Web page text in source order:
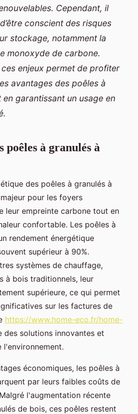
Cependant, il
conscient des risques
stockage, notamment la
monoxyde de carbone.
enjeux permet de profiter
avantages des poêles à
garantissant un usage en
poêles à granulés à
des poêles à granulés à
pour les foyers
leur empreinte carbone tout en
confortable. Les poêles à
rendement énergétique
supérieur à 90%.
systèmes de chauffage,
à bois traditionnels, leur
supérieure, ce qui permet
sur les factures de
https://www.home-eco.fr/home-
des solutions innovantes et
l'environnement.
économiques, les poêles à
par leurs faibles coûts de
l'augmentation récente
de bois, ces poêles restent